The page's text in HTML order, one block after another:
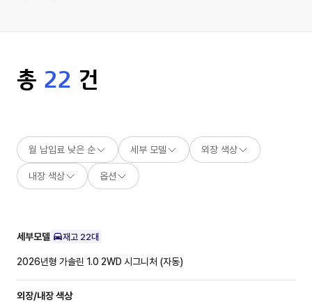
총 22 건
월 납입료 낮은 순 세부 모델 외장 색상
내장 색상 옵션
세부모델 재고 22대
2026년형 가솔린 1.0 2WD시그니처 (자동)
외장/내장색상